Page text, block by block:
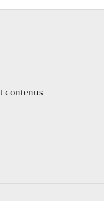
contenus